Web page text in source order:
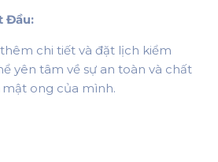
Đầu:
chi tiết và đặt lịch kiểm
yên tâm về sự an toàn và chất
ong của mình.